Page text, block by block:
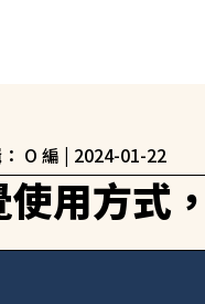
O 編 | 2024-01-22
使用方式